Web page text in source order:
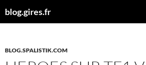
aublog.gires.fr
BLOG.SPALISTIK.COM